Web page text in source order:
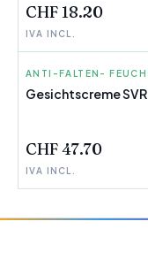
CHF 18.20
IVA INCL.
SVR
Gesichtscreme SVR
CHF 47.70
IVA INCL.